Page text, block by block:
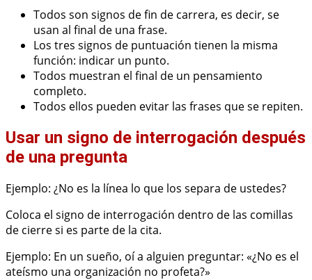
Todos son signos de fin de carrera, es decir, se
usan al final de una frase.
Los tres signos de puntuación tienen la misma
función: indicar un punto.
Todos muestran el final de un pensamiento
completo.
Todos ellos pueden evitar las frases que se repiten.
Usar un signo de interrogación después
de una pregunta
Ejemplo: ¿No es la línea lo que los separa de ustedes?
Coloca el signo de interrogación dentro de las comillas
de cierre si es parte de la cita.
Ejemplo: En un sueño, oí a alguien preguntar: «¿No es el
ateísmo una organización no profeta?»